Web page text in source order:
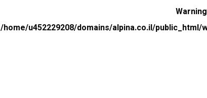
Warning
/home/u452229208/domains/alpina.co.il/